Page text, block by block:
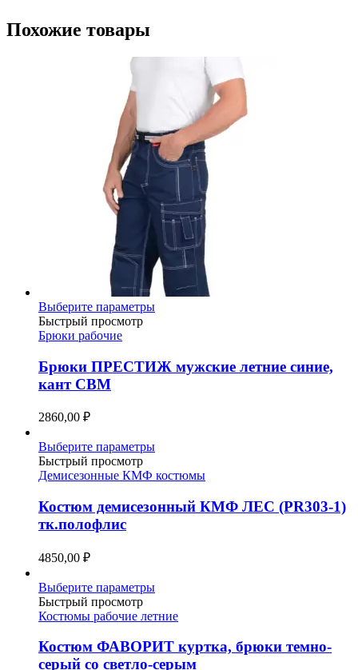
Похожие товары
Выберите параметрыЭтот
вариаций.
Опции
товара.
Быстрый просмотр
Брюки рабочие
Брюки ПРЕСТИЖ мужские летние синие,
кант СВМ
2860,00 ₽
Выберите параметрыЭтот
имеет
вариаций.
Опции
товара.
Быстрый просмотр
Демисезонные КМФ костюмы
Костюм демисезонный КМФ ЛЕС (PR303-1)
тк.полофлис
4850,00 ₽
Выберите параметрыЭтот
имеет
вариаций.
Опции
Быстрый просмотр
Костюмы рабочие летние
Костюм ФАВОРИТ куртка, брюки темно-
серый со светло-серым